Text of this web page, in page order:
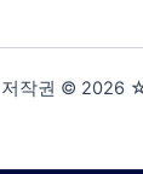
저작권 © 2026